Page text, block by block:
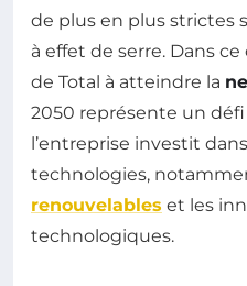
de plus en plus strictes
à effet de serre. Dans
de Total à atteindre la
2050 représente un
l’entreprise investit
technologies,
renouvelables et les
technologiques.